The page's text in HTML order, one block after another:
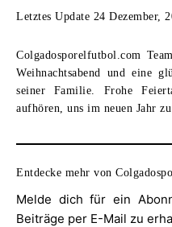
Letztes Update 24 Dezember,
Colgadosporelfutbol.com
Weihnachtsabend und eine
seiner Familie. Frohe
aufhören, uns im neuen Jahr
Entdecke mehr von
Melde dich für ein
Beiträge per E-Mail zu